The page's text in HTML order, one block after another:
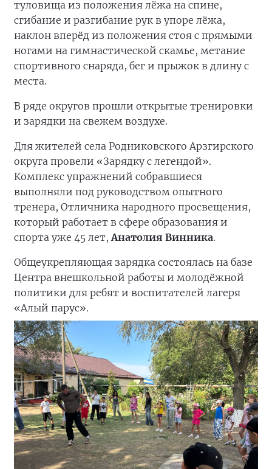
туловища из положения лёжа на спине,
сгибание и разгибание рук в упоре лёжа,
наклон вперёд из положения стоя с прямыми
ногами на гимнастической скамье, метание
спортивного снаряда, бег и прыжок в длину с
места.
В ряде округов прошли открытые тренировки
и зарядки на свежем воздухе.
Для жителей села Родниковского Арзгирского
округа провели «Зарядку с легендой».
Комплекс упражнений собравшиеся
выполняли под руководством опытного
тренера, Отличника народного просвещения,
который работает в сфере образования и
спорта уже 45 лет, Анатолия Винника.
Общеукрепляющая зарядка состоялась на базе
Центра внешкольной работы и молодёжной
политики для ребят и воспитателей лагеря
«Алый парус».